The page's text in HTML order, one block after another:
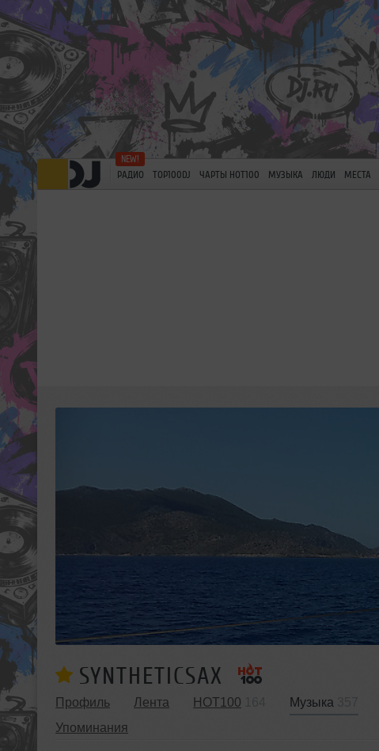
РАДИО TOP100DJ ЧАРТЫ HOT100 МУЗЫКА ЛЮДИ МЕСТА
SYNTHETICSAX
Профиль Лента HOT100 Музыка
Упоминания